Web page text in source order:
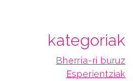
kategoriak
Bherria-ri buruz
Esperientziak